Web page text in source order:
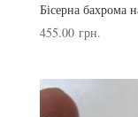
Бісерна бахрома
455.00 грн.